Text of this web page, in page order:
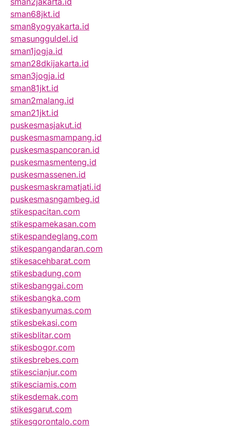
sman68jkt.id
sman8yogyakarta.id
smasungguldel.id
sman1jogja.id
sman28dkijakarta.id
sman3jogja.id
sman81jkt.id
sman2malang.id
sman21jkt.id
puskesmasjakut.id
puskesmasmampang.id
puskesmaspancoran.id
puskesmasmenteng.id
puskesmassenen.id
puskesmaskramatjati.id
puskesmasngambeg.id
stikespacitan.com
stikespamekasan.com
stikespandeglang.com
stikespangandaran.com
stikesacehbarat.com
stikesbadung.com
stikesbanggai.com
stikesbangka.com
stikesbanyumas.com
stikesbekasi.com
stikesblitar.com
stikesbogor.com
stikesbrebes.com
stikescianjur.com
stikesciamis.com
stikesdemak.com
stikesgarut.com
stikesgorontalo.com